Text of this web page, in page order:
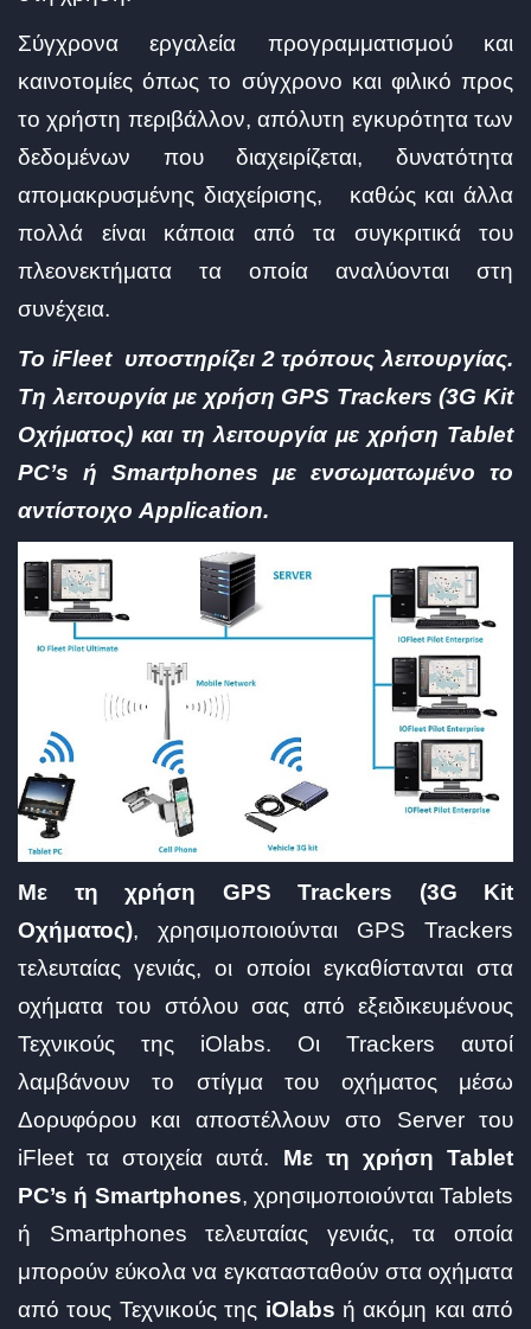
Σύγχρονα εργαλεία προγραμματισμού και
καινοτομίες όπως το σύγχρονο και φιλικό προς
το χρήστη περιβάλλον, απόλυτη εγκυρότητα των
δεδομένων που διαχειρίζεται, δυνατότητα
απομακρυσμένης διαχείρισης, καθώς και άλλα
πολλά είναι κάποια από τα συγκριτικά του
πλεονεκτήματα τα οποία αναλύονται στη
συνέχεια.
Το iFleet υποστηρίζει 2 τρόπους λειτουργίας.
Τη λειτουργία με χρήση GPS Trackers (3G Kit
Οχήματος) και τη λειτουργία με χρήση Tablet
PC’s ή Smartphones με ενσωματωμένο το
αντίστοιχο Application.
Με τη χρήση GPS Trackers (3G Kit
Οχήματος), χρησιμοποιούνται GPS Trackers
τελευταίας γενιάς, οι οποίοι εγκαθίστανται στα
οχήματα του στόλου σας από εξειδικευμένους
Τεχνικούς της iOlabs. Οι Trackers αυτοί
λαμβάνουν το στίγμα του οχήματος μέσω
Δορυφόρου και αποστέλλουν στο Server του
iFleet τα στοιχεία αυτά. Με τη χρήση Tablet
PC’s ή Smartphones, χρησιμοποιούνται Tablets
ή Smartphones τελευταίας γενιάς, τα οποία
μπορούν εύκολα να εγκατασταθούν στα οχήματα
από τους Τεχνικούς της iOlabs ή ακόμη και από